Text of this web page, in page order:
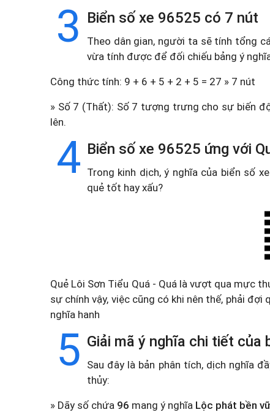
3 Biển số xe 96525 có 7 nút
Theo dân gian, người ta sẽ tính tổng
vừa tính được để đối chiếu bảng ý
Công thức tính: 9 + 6 + 5 + 2 + 5 = 27 » 7 nút
» Số 7 (Thất): Số 7 tượng trưng cho sự biến
lên.
4 Biển số xe 96525 ứng với
Trong kinh dịch, ý nghĩa của biển số
quẻ tốt hay xấu?
Quẻ Lôi Sơn Tiểu Quá - Quá là vượt qua mực
sự chính vậy, việc cũng có khi nên thế, phải
nghĩa hanh
5 Giải mã ý nghĩa chi tiết của
Sau đây là bản phân tích, dịch nghĩa
thủy:
» Dãy số chứa 96 mang ý nghĩa Lộc phát bền